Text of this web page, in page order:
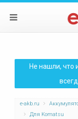
Не нашли, что
e-akb.ru
Для Komatsu